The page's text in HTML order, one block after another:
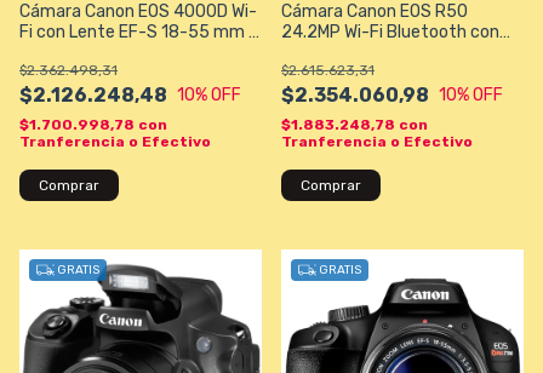
Cámara Canon EOS 4000D Wi-
Fi con Lente EF-S 18-55 mm III
$2.126.248,48
$2.362.498,31
10% OFF
$1.700.998,78 con
Tranferencia o Efectivo
Cámara Canon EOS R50
24.2MP Wi-Fi Bluetooth con
6.3 IS STM - Negra
$2.354.060,98
$2.615.623,31
10% OFF
$1.883.248,78 con
Tranferencia o Efectivo
GRATIS GRATIS